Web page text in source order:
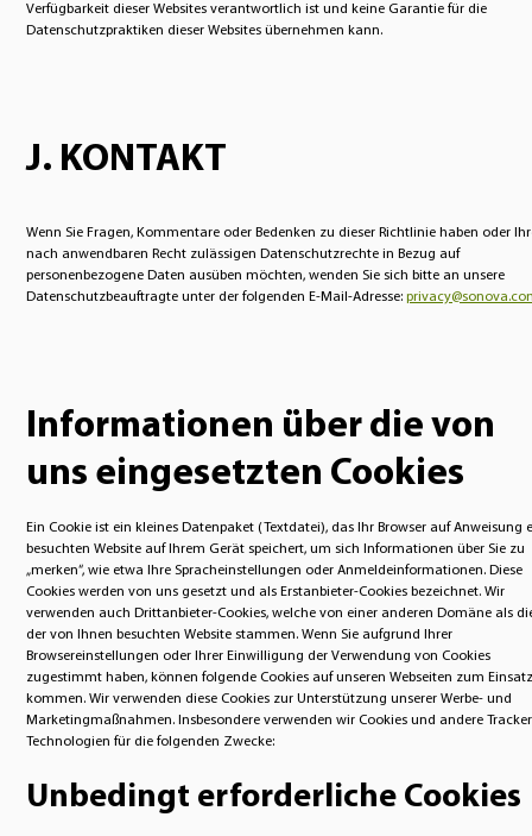
Verfügbarkeit dieser Websites verantwortlich ist und keine Garantie für die
Datenschutzpraktiken dieser Websites übernehmen kann.
J. KONTAKT
Wenn Sie Fragen, Kommentare oder Bedenken zu dieser Richtlinie haben oder
nach anwendbaren Recht zulässigen Datenschutzrechte in Bezug auf
personenbezogene Daten ausüben möchten, wenden Sie sich bitte an unsere
Datenschutzbeauftragte unter der folgenden E-Mail-Adresse:
Informationen über die von
uns eingesetzten Cookies
Ein Cookie ist ein kleines Datenpaket (Textdatei), das Ihr Browser auf Anweisung
besuchten Website auf Ihrem Gerät speichert, um sich Informationen über Sie zu
„merken“, wie etwa Ihre Spracheinstellungen oder Anmeldeinformationen. Diese
Cookies werden von uns gesetzt und als Erstanbieter-Cookies bezeichnet. Wir
verwenden auch Drittanbieter-Cookies, welche von einer anderen Domäne als
der von Ihnen besuchten Website stammen. Wenn Sie aufgrund Ihrer
Browsereinstellungen oder Ihrer Einwilligung der Verwendung von Cookies
zugestimmt haben, können folgende Cookies auf unseren Webseiten zum Einsatz
kommen. Wir verwenden diese Cookies zur Unterstützung unserer Werbe- und
Marketingmaßnahmen. Insbesondere verwenden wir Cookies und andere
Technologien für die folgenden Zwecke:
Unbedingt erforderliche Cookies